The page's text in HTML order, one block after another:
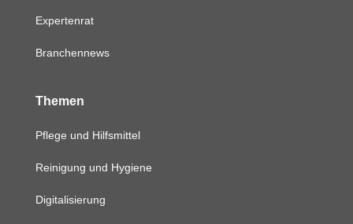
Expertenrat
Branchennews
Themen
Pflege und Hilfsmittel
Reinigung und Hygiene
Digitalisierung